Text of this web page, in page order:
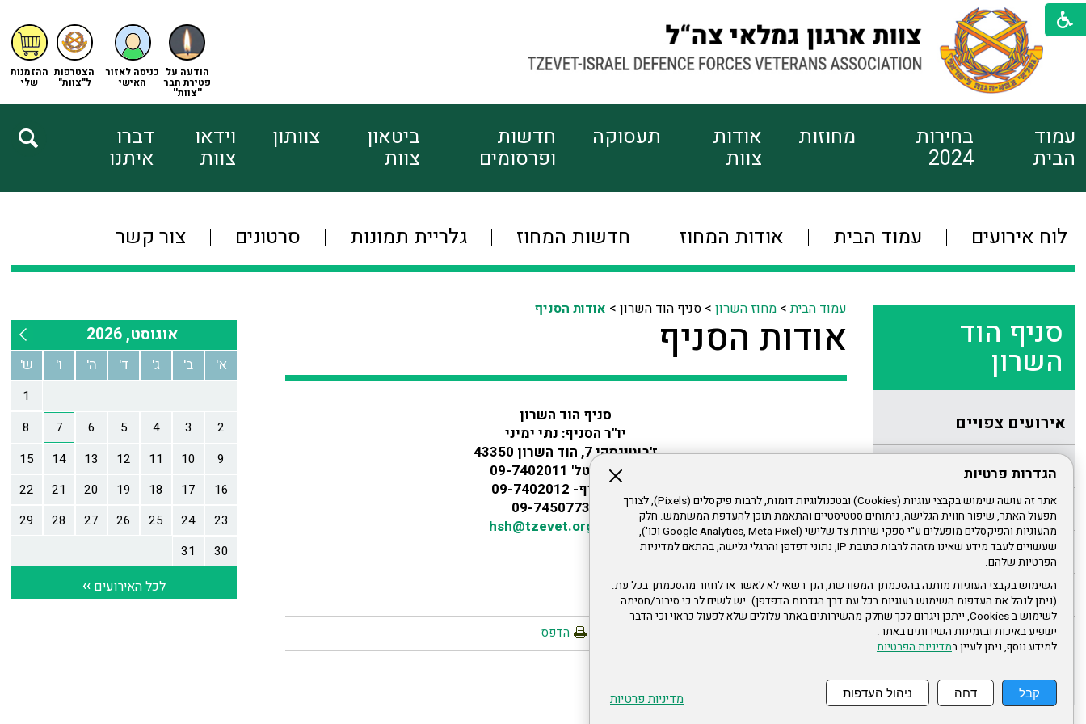
הגדרות פרטיות
אתר זה עושה שימוש בקבצי עוגיות (Cookies) ובטכנולוגיות דומות, לרבות פיקסלים (Pixels), לצורך
תפעול האתר, שיפור חווית הגלישה, ניתוחים סטטיסטיים והתאמת תוכן להעדפת המשתמש. חלק
מהעוגיות והפיקסלים מופעלים ע"י ספקי שירות צד שלישי (Google Analytics, Meta Pixel וכו'),
שעשויים לעבד מידע שאינו מזהה לרבות כתובת IP, נתוני דפדפן והרגלי גלישה, בהתאם למדיניות
הפרטיות שלהם.
השימוש בקבצי העוגיות מותנה בהסכמתך המפורשת, הנך רשאי לא לאשר או לחזור מהסכמתך בכל עת.
(ניתן לנהל את העדפות השימוש בעוגיות בכל עת דרך הגדרות הדפדפן). יש לשים לב כי סירוב/חסימה
לשימוש ב Cookies, ייתכן ויגרום לכך שחלק מהשירותים באתר עלולים שלא לפעול כראוי וכי הדבר
ישפיע באיכות ובזמינות השירותים באתר.
למידע נוסף, ניתן לעיין במדיניות הפרטיות.
קבל דחה ניהול העדפות מדיניות פרטיות
ההזמנות
שלי
הצטרפות
ל"צוות"
כניסה לאזור
האישי
הודעה על
פטירת חבר
''צוות''
עמוד
הבית
בחירות
2024
מחוזות אודות
צוות
תעסוקה חדשות
ופרסומים
ביטאון
צוות
צוותון וידאו
צוות
דברו
איתנו
לוח אירועים עמוד הבית אודות המחוז חדשות המחוז גלריית תמונות סרטונים צור קשר
סניף הוד
השרון
אירועים צפויים
אודות הסניף
הנהלת הסניף
הודעות לחברים
מהנעשה בסניף
גלריות תמונות
מידעונים
עמוד הבית>מחוז השרון >סניף הוד השרון > אודות הסניף
אודות הסניף
סניף הוד השרון
יו"ר הסניף: נתי ימיני
ז'בוטינסקי 7, הוד השרון 43350
מזכירות טל' 09-7402011
יו"ר הסניף- 09-7402012
דוא"ל
hsh@tzevet.org.il
הדפס